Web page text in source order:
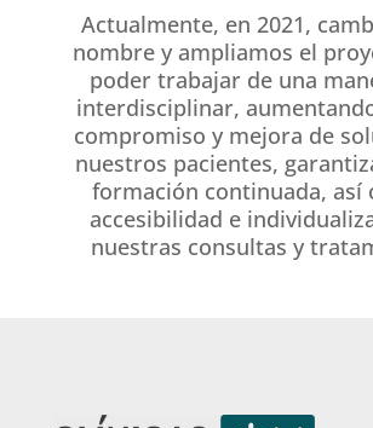
Actualmente, en 2021,
nombre y ampliamos el
poder trabajar de una
interdisciplinar,
compromiso y mejora de
nuestros pacientes,
formación continuada, así
accesibilidad e
nuestras consultas y